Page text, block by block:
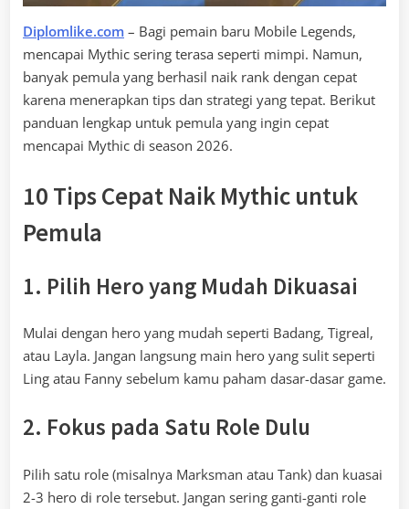
Diplomlike.com – Bagi pemain baru Mobile Legends,
mencapai Mythic sering terasa seperti mimpi. Namun,
banyak pemula yang berhasil naik rank dengan cepat
karena menerapkan tips dan strategi yang tepat. Berikut
panduan lengkap untuk pemula yang ingin cepat
mencapai Mythic di season 2026.
10 Tips Cepat Naik Mythic untuk
Pemula
1. Pilih Hero yang Mudah Dikuasai
Mulai dengan hero yang mudah seperti Badang, Tigreal,
atau Layla. Jangan langsung main hero yang sulit seperti
Ling atau Fanny sebelum kamu paham dasar-dasar game.
2. Fokus pada Satu Role Dulu
Pilih satu role (misalnya Marksman atau Tank) dan kuasai
2-3 hero di role tersebut. Jangan sering ganti-ganti role